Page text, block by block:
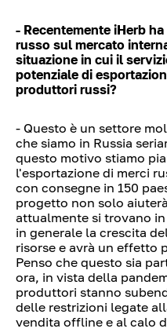
- Recentemente iHerb
russo sul mercato
situazione in cui il
potenziale di
produttori russi?
- Questo è un settore
che siamo in Russia
questo motivo stiamo
l'esportazione di merci
con consegne in 150
progetto non solo
attualmente si trovano
in generale la crescita
risorse e avrà un effetto
Penso che questo sia
ora, in vista della
produttori stanno
delle restrizioni legate
vendita offline e al calo